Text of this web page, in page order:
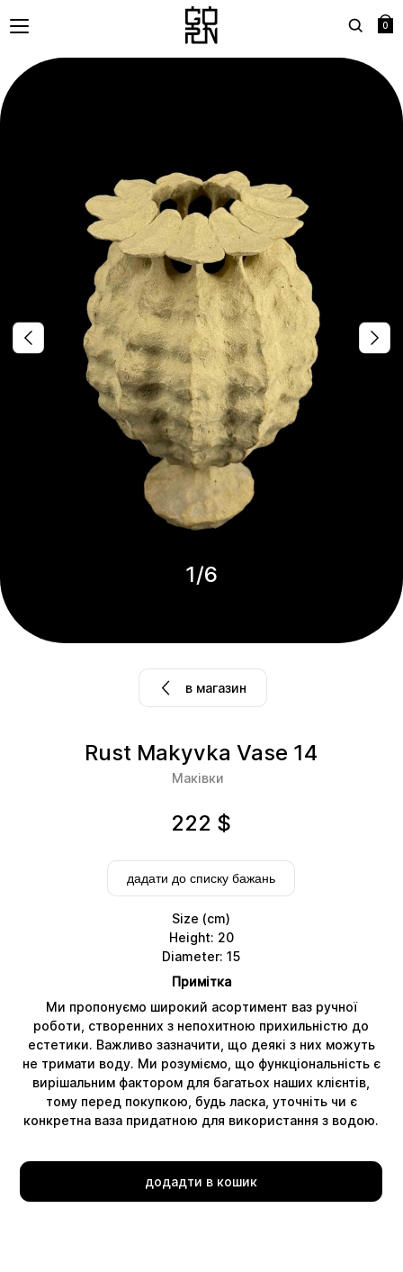
0
в магазин
1/6
Rust Makyvka Vase 14
Маківки
222 $
дадати до списку бажань
Size (cm)
Height: 20
Diameter: 15
Примітка
Ми пропонуємо широкий асортимент ваз ручної
роботи, створенних з непохитною прихильністю до
естетики. Важливо зазначити, що деякі з них можуть
не тримати воду. Ми розуміємо, що функціональність є
вирішальним фактором для багатьох наших клієнтів,
тому перед покупкою, будь ласка, уточніть чи є
конкретна ваза придатною для використання з водою.
додадти в кошик
Delivery